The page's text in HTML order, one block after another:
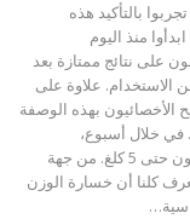
بالتأكيد هذه
منذ اليوم
على نتائج ممتازة بعد
الاستخدام. علاوة على
الأخصائيون بهذه الوصفة
في خلال أسبوع،
ستخسرون حتى 5 كلغ. من جهة
كلنا أن خسارة الوزن